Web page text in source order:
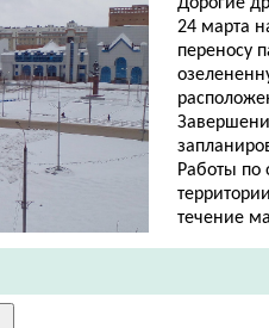
24 марта
переносу
Работы по
течение